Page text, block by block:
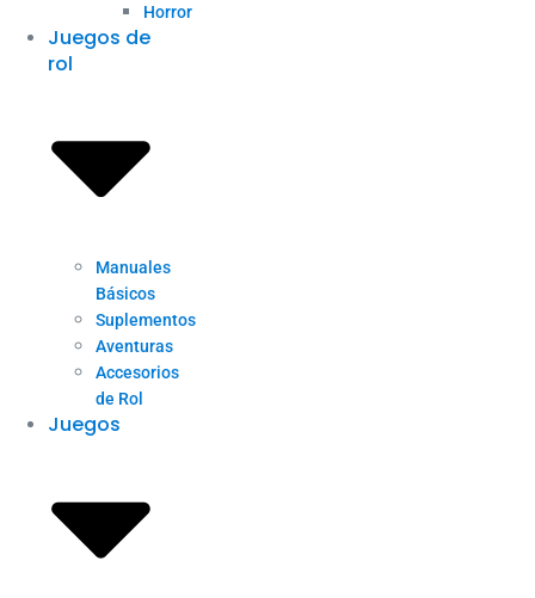
Horror
Juegos de
rol
Manuales
Básicos
Suplementos
Aventuras
Accesorios
de Rol
Juegos